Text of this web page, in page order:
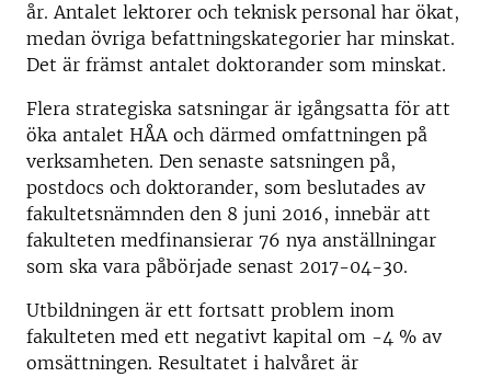
år. Antalet lektorer och teknisk personal har ökat,
medan övriga befattningskategorier har minskat.
Det är främst antalet doktorander som minskat.
Flera strategiska satsningar är igångsatta för att
öka antalet HÅA och därmed omfattningen på
verksamheten. Den senaste satsningen på,
postdocs och doktorander, som beslutades av
fakultetsnämnden den 8 juni 2016, innebär att
fakulteten medfinansierar 76 nya anställningar
som ska vara påbörjade senast 2017-04-30.
Utbildningen är ett fortsatt problem inom
fakulteten med ett negativt kapital om -4 % av
omsättningen. Resultatet i halvåret är